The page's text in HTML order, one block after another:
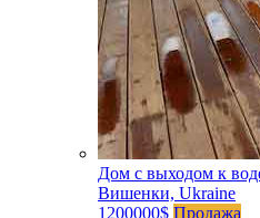
Дом с выходом к
Вишенки, Ukraine
1200000$ Продажа